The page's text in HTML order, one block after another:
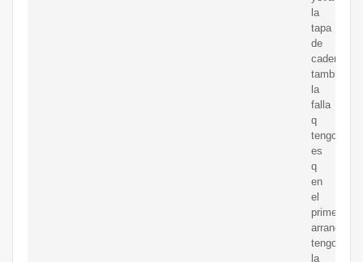
la
tapa
de
cadenas
también
la
falla
q
tengo
es
q
en
el
primer
arranque
tengo
la